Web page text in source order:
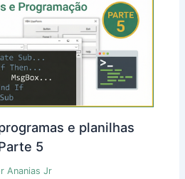
e planilhas
5
Ananias Jr